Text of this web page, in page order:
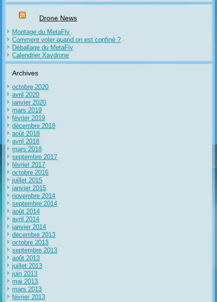
Drone News
Montage du MetaFly
Comment voler quand on est confiné ?
Déballage du MetaFly
Calendrier Xavdrone
Archives
octobre 2020
avril 2020
janvier 2020
mars 2019
février 2019
décembre 2018
août 2018
avril 2018
mars 2018
septembre 2017
février 2017
octobre 2016
juillet 2015
janvier 2015
novembre 2014
septembre 2014
août 2014
avril 2014
janvier 2014
décembre 2013
octobre 2013
septembre 2013
août 2013
juillet 2013
juin 2013
mai 2013
mars 2013
février 2013